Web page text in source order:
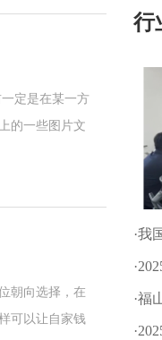
就是最好的
定是在某一方
的一些图片文
心里对这个沈
朝向选择，在
可以让自家钱
行
·我
确
·福
为